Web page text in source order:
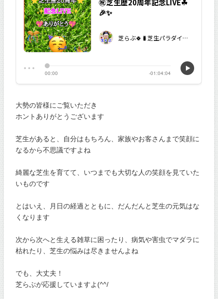
大勢の皆様にご覧いただき
ホントありがとうございます
芝生があると、自分はもちろん、家族やお客さんまで笑顔に
なるから不思議ですよね
綺麗な芝生を育てて、いつまでも大切な人の笑顔を見ていた
いものです
とはいえ、月日の経過とともに、だんだんと芝生の元気はな
くなります
次から次へと生える雑草に困ったり、病気や害虫でマダラに
枯れたり、芝生の悩みは尽きませんよね
でも、大丈夫！
芝らぶが応援していますよ(^^/